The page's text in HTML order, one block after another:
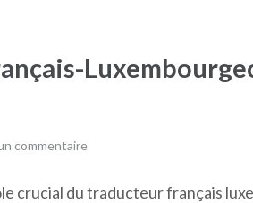
commentaire
crucial du traducteur français